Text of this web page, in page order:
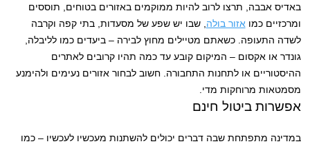
באדיס אבבה, תרצו לרוב להיות ממוקמים באזורים בטוחים, תוססים
ומרכזיים כמו אזור בולה , שבו יש שפע של מסעדות, בתי קפה וקרבה
לשדה התעופה. כשאתם מטיילים מחוץ לבירה – ביעדים כמו לליבלה,
גונדר או אקסום – המיקום קובע עד כמה תהיו קרובים לאתרים
ההיסטוריים או לתחנות התחבורה. חשוב לבחור אזורים נעימים ולהימנע
מסמטאות מרוחקות מדי.
אפשרות ביטול חינם
במדינה מתפתחת שבה דברים יכולים להשתנות מעכשיו לעכשיו – כמו